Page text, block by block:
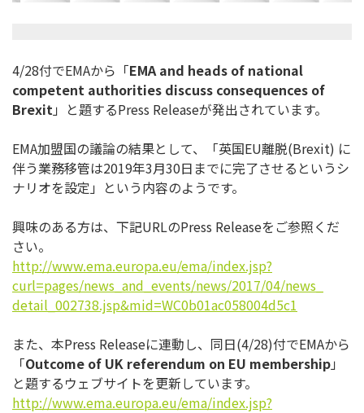
4/28付でEMAから「EMA and heads of national
competent authorities discuss consequences of
Brexit」と題するPress Releaseが発出されています。
EMA加盟国の議論の結果として、「英国EU離脱(Brexit) に
伴う業務移管は2019年3月30日までに完了させるというシ
ナリオを設定」という内容のようです。
興味のある方は、下記URLのPress Releaseをご参照くだ
さい。
http://www.ema.europa.eu/ema/index.jsp?
curl=pages/news_and_ events/news/2017/04/news_
detail_002738.jsp&mid=WC0b01ac058004d5c1
また、本Press Releaseに連動し、同日(4/28)付でEMAから
「Outcome of UK referendum on EU membership」
と題するウェブサイトを更新しています。
http://www.ema.europa.eu/ema/index.jsp?